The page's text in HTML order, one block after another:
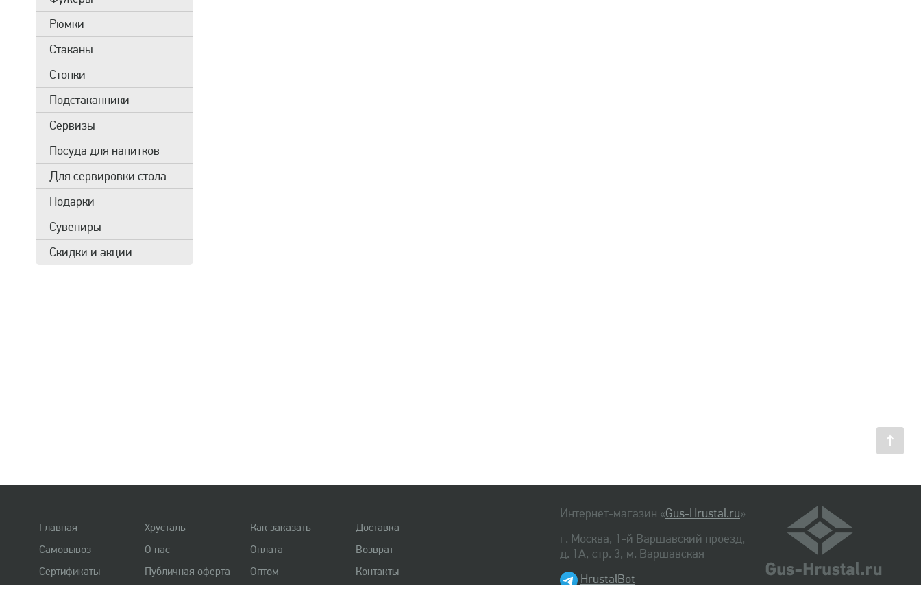
Рюмки
Стаканы
Стопки
Подстаканники
Сервизы
Посуда для напитков
Для сервировки стола
Подарки
Сувениры
Скидки и акции
Интернет-магазин «Gus-Hrustal.ru»
г. Москва, 1-й Варшавский проезд,
д. 1А, стр. 3, м. Варшавская
HrustalBot
Главная Хрусталь Как заказать
Доставка
Самовывоз
О нас Оплата
Возврат
Сертификаты
Публичная оферта Оптом Контакты